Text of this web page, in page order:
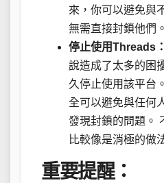
來，你可以避免與
無需直接封鎖他們。
停止使用Threads：
說造成了太多的困
久停止使用該平台
全可以避免與任何
發現封鎖的問題。
比較像是消極的做
重要提醒：